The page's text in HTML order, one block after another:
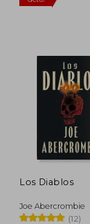
Los Diablos
Joe Abercrombie
(12)